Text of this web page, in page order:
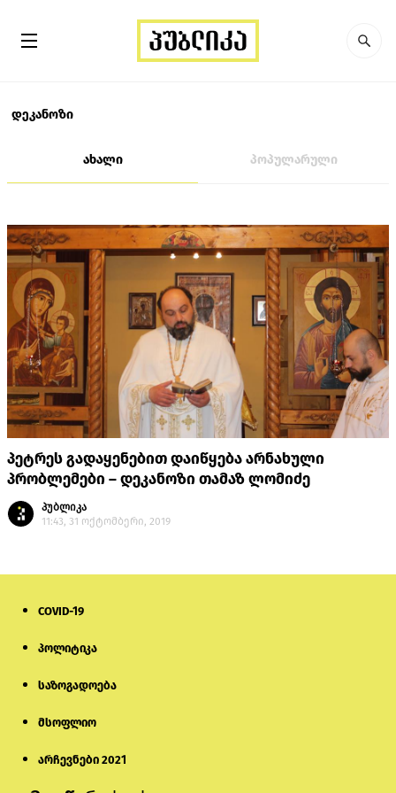
დეკანოზი
ახალი პოპულარული
პეტრეს გადაყენებით დაიწყება არნახული
პრობლემები – დეკანოზი თამაზ ლომიძე
პუბლიკა
11:43, 31 ოქტომბერი, 2019
COVID-19
პოლიტიკა
საზოგადოება
მსოფლიო
არჩევნები 2021